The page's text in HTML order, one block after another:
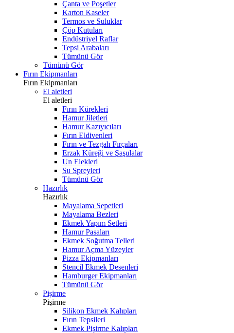
Çanta ve Poşetler
Karton Kaseler
Termos ve Suluklar
Çöp Kutuları
Endüstriyel Raflar
Tepsi Arabaları
Tümünü Gör
Tümünü Gör
Fırın Ekipmanları
Fırın Ekipmanları
El aletleri
El aletleri
Fırın Kürekleri
Hamur Jiletleri
Hamur Kazıyıcıları
Fırın Eldivenleri
Fırın ve Tezgah Fırçaları
Erzak Küreği ve Şaşulalar
Un Elekleri
Su Spreyleri
Tümünü Gör
Hazırlık
Hazırlık
Mayalama Sepetleri
Mayalama Bezleri
Ekmek Yapım Setleri
Hamur Pasaları
Ekmek Soğutma Telleri
Hamur Açma Yüzeyler
Pizza Ekipmanları
Stencil Ekmek Desenleri
Hamburger Ekipmanları
Tümünü Gör
Pişirme
Pişirme
Silikon Ekmek Kalıpları
Fırın Tepsileri
Ekmek Pişirme Kalıpları